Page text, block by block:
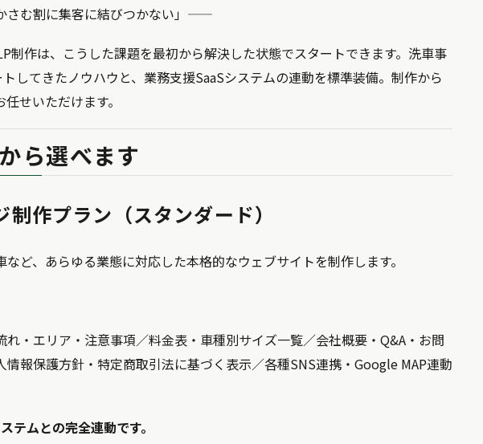
さむ割に集客に結びつかない」——
制作は、こうした課題を最初から解決した状態でスタートできます。洗車事
してきたノウハウと、業務支援SaaSシステムの連動を標準装備。制作から
せいただけます。
ら選べます
作プラン（スタンダード）
ど、あらゆる業態に対応した本格的なウェブサイトを制作します。
れ・エリア・注意事項／料金表・車種別サイズ一覧／会社概要・Q&A・お問
情報保護方針・特定商取引法に基づく表示／各種SNS連携・Google MAP連動
テムとの完全連動です。